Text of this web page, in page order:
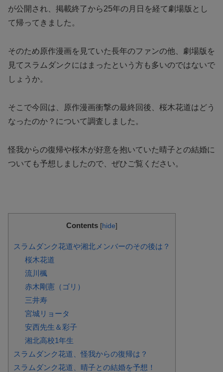
が公開され、掲載終了から25年の月日を経て劇場版とし
て帰ってきました。
そのため原作漫画を見ていた長年のファンの他、劇場版を
見てスラムダンクにはまったという方も多いのではないで
しょうか。
そこで今回は、原作漫画衝撃の最終回後、桜木花道はどう
なったのか？について調査しました。
怪我からの復帰や桜木が好意を抱いていた晴子との結婚に
ついても予想しましたので、ぜひご覧ください。
Contents [hide]
スラムダンク花道や湘北メンバーのその後は？
桜木花道
流川楓
赤木剛憲（ゴリ）
三井寿
宮城リョータ
安西先生＆彩子
湘北高校1年生
スラムダンク花道、怪我からの復帰は？
スラムダンク花道、晴子との結婚を予想！